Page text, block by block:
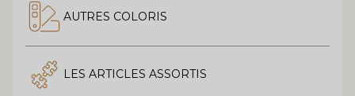
AUTRES COLORIS
LES ARTICLES ASSORTIS